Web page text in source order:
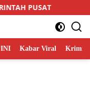
Danramil 01
Kabar Viral